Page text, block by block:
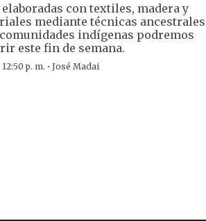
con textiles, madera y
mediante técnicas ancestrales
indígenas podremos
este fin de semana.
p. m. · José Madai